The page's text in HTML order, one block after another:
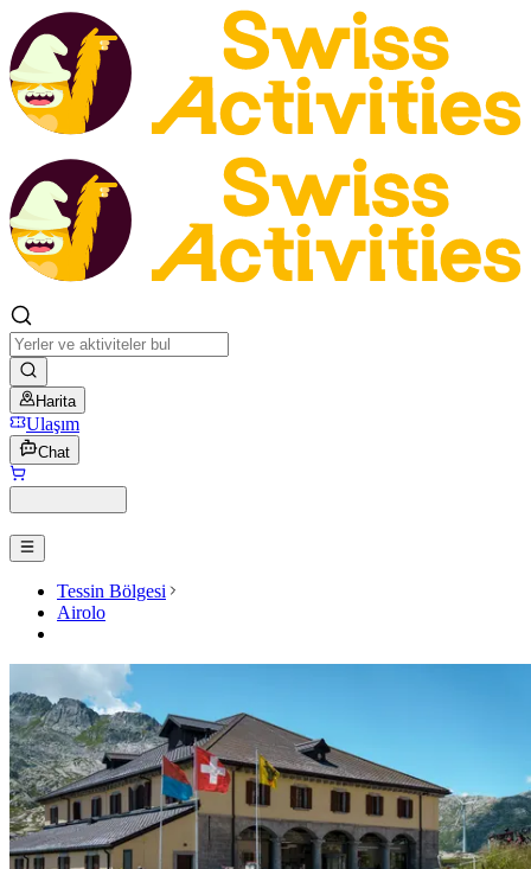
Harita
Ulaşım
Chat
Tessin Bölgesi
Airolo